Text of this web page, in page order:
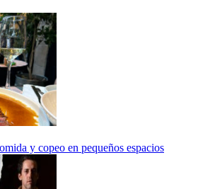
y copeo en pequeños espacios